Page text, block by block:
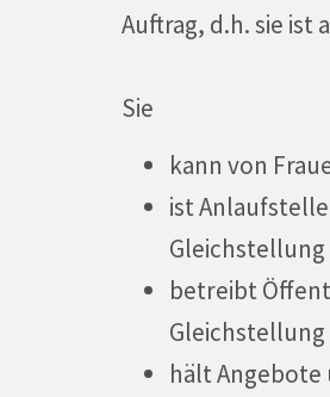
Auftrag, d.h. sie ist
Sie
kann von
ist
Gleichstellung
betreibt
Gleichstellung
hält